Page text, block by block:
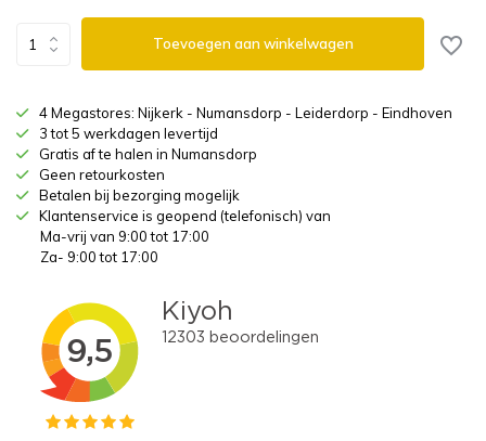
Toevoegen aan winkelwagen
4 Megastores: Nijkerk - Numansdorp - Leiderdorp - Eindhoven
3 tot 5 werkdagen levertijd
Gratis af te halen in Numansdorp
Geen retourkosten
Betalen bij bezorging mogelijk
Klantenservice is geopend (telefonisch) van
Ma-vrij van 9:00 tot 17:00
Za- 9:00 tot 17:00